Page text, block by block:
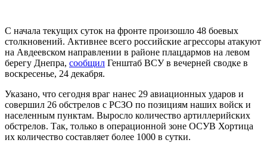
С начала текущих суток на фронте произошло 48 боевых
столкновений. Активнее всего российские агрессоры атакуют
на Авдеевском направлении в районе плацдармов на левом
берегу Днепра, сообщил Генштаб ВСУ в вечерней сводке в
воскресенье, 24 декабря.
Указано, что сегодня враг нанес 29 авиационных ударов и
совершил 26 обстрелов с РСЗО по позициям наших войск и
населенным пунктам. Выросло количество артиллерийских
обстрелов. Так, только в операционной зоне ОСУВ Хортица
их количество составляет более 1000 в сутки.